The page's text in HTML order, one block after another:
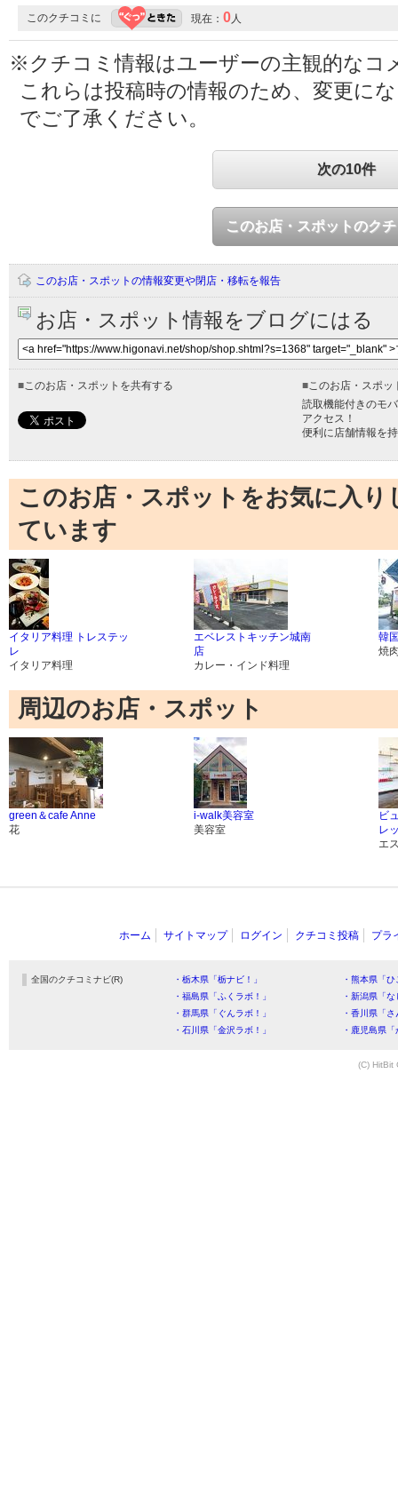
このクチコミに 現在： 0人
※クチコミ情報はユーザーの主観的なコ
これらは投稿時の情報のため、変更に
でご了承ください。
次の10件
このお店・スポットのク
このお店・スポットの情報変更や閉店・移転を報告
お店・スポット情報をブログにはる
■このお店・スポットを共有する ■このお店・スポッ
読取機能付きのモ
アクセス！
便利に店舗情報を
このお店・スポットをお気に入
ています
イタリア料理 トレステッ
レ
イタリア料理
エベレストキッチン城南
店
カレー・インド料理
韓
焼
周辺のお店・スポット
green＆cafe Anne
花
i-walk美容室
美容室
ビ
レ
エ
ホーム サイトマップ ログイン クチコミ投稿 プラ
全国のクチコミナビ(R) ・栃木県「栃ナビ！」
・熊本県「
・福島県「ふくラボ！」
・新潟県「
・群馬県「ぐんラボ！」
・香川県「
・石川県「金沢ラボ！」
・鹿児島県
(C) HitBit